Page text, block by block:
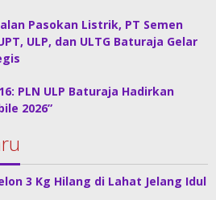
Pasokan Listrik, PT Semen
ULP, dan ULTG Baturaja Gelar
PLN ULP Baturaja Hadirkan
2026”
3 Kg Hilang di Lahat Jelang Idul